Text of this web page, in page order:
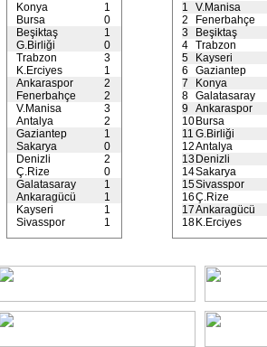
Konya
1
Bursa
0
Beşiktaş
1
G.Birliği
0
Trabzon
3
K.Erciyes
1
Ankaraspor
2
Fenerbahçe
2
V.Manisa
3
Antalya
2
Gaziantep
1
Sakarya
0
Denizli
2
Ç.Rize
0
Galatasaray
1
Ankaragücü
1
Kayseri
1
Sivasspor
1
1
V.Manisa
2
Fenerbahçe
3
Beşiktaş
4 Trabzon
5
Kayseri
6
Gaziantep
7
Konya
8 Galatasaray
9
Ankaraspor
10 Bursa
11 G.Birliği
12Antalya
13 Denizli
14Sakarya
15Sivasspor
16Ç.Rize
17Ankaragücü
18 K.Erciyes